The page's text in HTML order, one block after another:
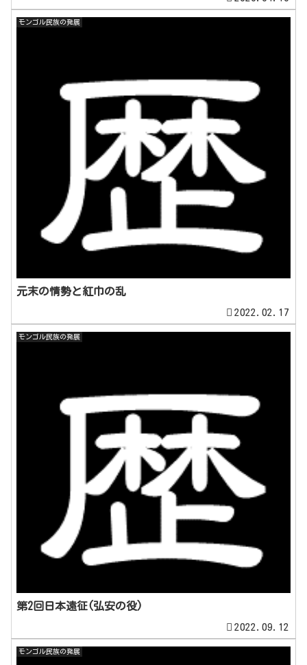
モンゴル民族の発展
元末の情勢と紅巾の乱
2022.02.17
モンゴル民族の発展
第2回日本遠征(弘安の役)
2022.09.12
モンゴル民族の発展